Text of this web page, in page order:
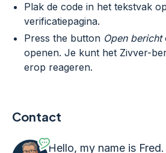
Plak de code in het tekstvak
verificatiepagina.
Press the button Open bericht
openen. Je kunt het Zivver-
erop reageren.
Contact
Hello, my name is